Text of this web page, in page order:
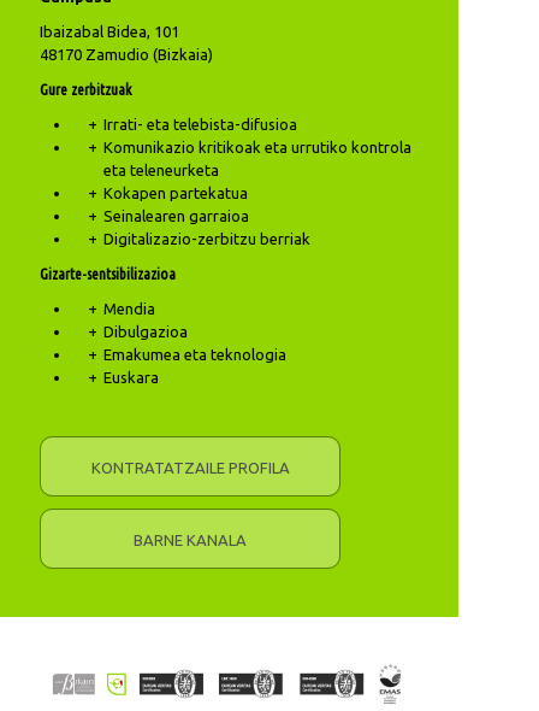
Ibaizabal Bidea, 101
48170 Zamudio (Bizkaia)
Gure zerbitzuak
Irrati- eta telebista-difusioa
Komunikazio kritikoak eta urrutiko kontrola
eta teleneurketa
Kokapen partekatua
Seinalearen garraioa
Digitalizazio-zerbitzu berriak
Gizarte-sentsibilizazioa
Mendia
Dibulgazioa
Emakumea eta teknologia
Euskara
KONTRATATZAILE PROFILA
BARNE KANALA